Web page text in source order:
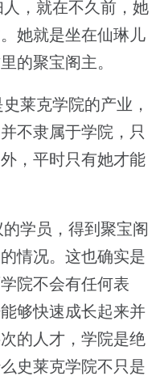
，就在不久前，她
她就是坐在仙琳儿
的聚宝阁主。
莱克学院的产业，
不隶属于学院，只
，平时只有她才能
学员，得到聚宝阁
情况。这也确实是
院不会有任何表
够快速成长起来并
的人才，学院是绝
史莱克学院不只是